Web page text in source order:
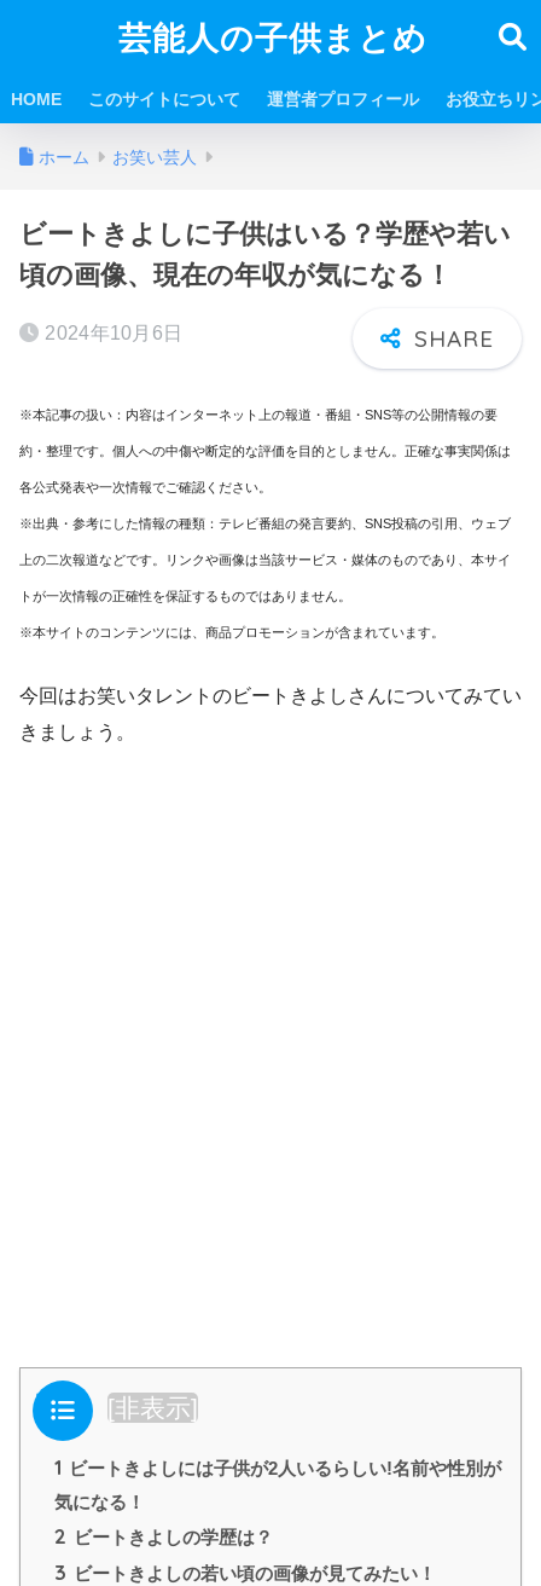
芸能人の子供まとめ
HOME このサイトについて 運営者プロフィール お役立ちリ
ホーム お笑い芸人
ビートきよしに子供はいる？学歴や若い
頃の画像、現在の年収が気になる！
2024年10月6日
※本記事の扱い：内容はインターネット上の報道・番組・SNS等の公開情報の要
約・整理です。個人への中傷や断定的な評価を目的としません。正確な事実関係は
各公式発表や一次情報でご確認ください。
※出典・参考にした情報の種類：テレビ番組の発言要約、SNS投稿の引用、ウェブ
上の二次報道などです。リンクや画像は当該サービス・媒体のものであり、本サイ
トが一次情報の正確性を保証するものではありません。
※本サイトのコンテンツには、商品プロモーションが含まれています。
今回はお笑いタレントのビートきよしさんについてみてい
きましょう。
目次 [非表示]
1 ビートきよしには子供が2人いるらしい!名前や性別が
気になる！
2 ビートきよしの学歴は？
3 ビートきよしの若い頃の画像が見てみたい！